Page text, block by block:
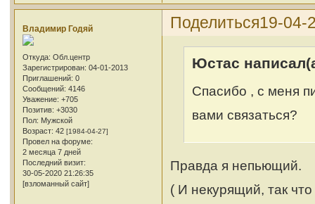
Поделиться19-04-
Владимир Годяй
Откуда: Обл.центр
Зарегистрирован: 04-01-2013
Приглашений: 0
Сообщений: 4146
Уважение: +705
Позитив: +3030
Пол: Мужской
Возраст: 42 [1984-04-27]
Провел на форуме:
2 месяца 7 дней
Последний визит:
30-05-2020 21:26:35
[взломанный сайт]
Юстас
Спасибо , с меня
вами связаться?
Правда я непьющий.
( И некурящий, так